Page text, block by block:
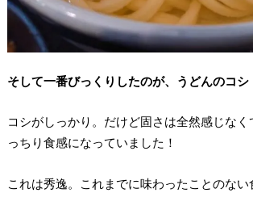
そして一番びっくりしたのが、うどんのコシ
コシがしっかり。だけど固さは全然感じなく
っちり食感になっていました！
これは秀逸。これまでに味わったことのない